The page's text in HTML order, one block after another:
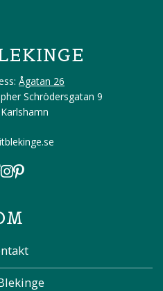
Ågatan 26
Schrödersgatan 9